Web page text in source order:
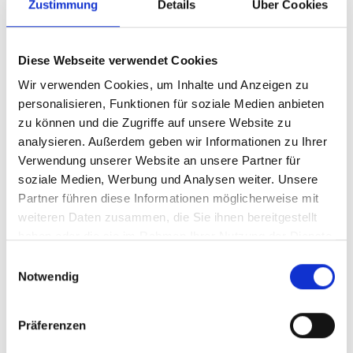
Zustimmung Details Über Cookies
Diese Webseite verwendet Cookies
Wir verwenden Cookies, um Inhalte und Anzeigen zu
personalisieren, Funktionen für soziale Medien anbieten
zu können und die Zugriffe auf unsere Website zu
analysieren. Außerdem geben wir Informationen zu Ihrer
Verwendung unserer Website an unsere Partner für
soziale Medien, Werbung und Analysen weiter. Unsere
Partner führen diese Informationen möglicherweise mit
weiteren Daten zusammen, die Sie ihnen bereitgestellt
Notwendig
Präferenzen
Bernstein glänzend
Modelljahr 2025
Z.Z. nicht verfügbar
Farbe: Bernstein glänzend
pro Stück (inkl. MwSt. zzgl.Versandkosten für
Grossartikel)
4.799,00 EUR
R2000i S 29" 40cm
Modelljahr 2025